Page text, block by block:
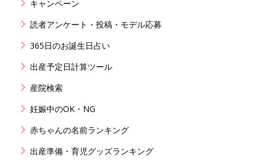
キャンペーン
読者アンケート・投稿・モデル応募
365日のお誕生日占い
出産予定日計算ツール
産院検索
妊娠中のOK・NG
赤ちゃんの名前ランキング
出産準備・育児グッズランキング